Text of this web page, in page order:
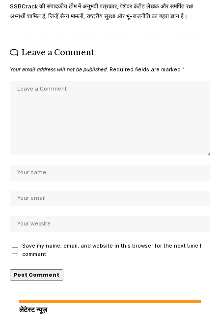
SSBCrack की संपादकीय टीम में अनुभवी पत्रकार, पेशेवर कंटेंट लेखक और समर्पित रक्षा
अभ्यर्थी शामिल हैं, जिन्हें सैन्य मामलों, राष्ट्रीय सुरक्षा और भू-राजनीति का गहरा ज्ञान है।
Leave a Comment
Your email address will not be published. Required fields are marked *
Save my name, email, and website in this browser for the next time I
comment.
लेटेस्ट न्यूज़